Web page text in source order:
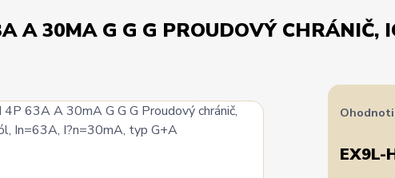
A 30MA G G G PROUDOVÝ CHRÁNIČ,
EX9L-